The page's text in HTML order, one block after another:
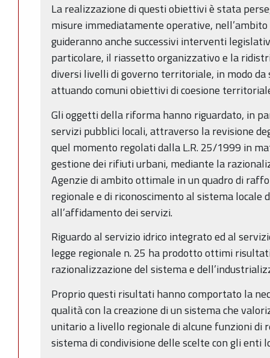
La realizzazione di questi obiettivi è stata
misure immediatamente operative,
guideranno anche successivi interventi
particolare, il riassetto organizzativo e la
diversi livelli di governo territoriale, in modo
attuando comuni obiettivi di coesione
Gli oggetti della riforma hanno riguardato, in
servizi pubblici locali, attraverso la revisione
quel momento regolati dalla L.R. 25/1999 in
gestione dei rifiuti urbani, mediante la
Agenzie di ambito ottimale in un quadro di
regionale e di riconoscimento al sistema locale
all’affidamento dei servizi.
Riguardo al servizio idrico integrato ed al
legge regionale n. 25 ha prodotto ottimi
razionalizzazione del sistema e
Proprio questi risultati hanno comportato la
qualità con la creazione di un sistema che
unitario a livello regionale di alcune funzioni di
sistema di condivisione delle scelte con gli enti